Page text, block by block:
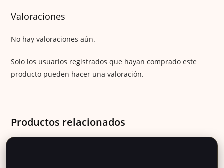
Valoraciones
No hay valoraciones aún.
Solo los usuarios registrados que hayan comprado este
producto pueden hacer una valoración.
Productos relacionados